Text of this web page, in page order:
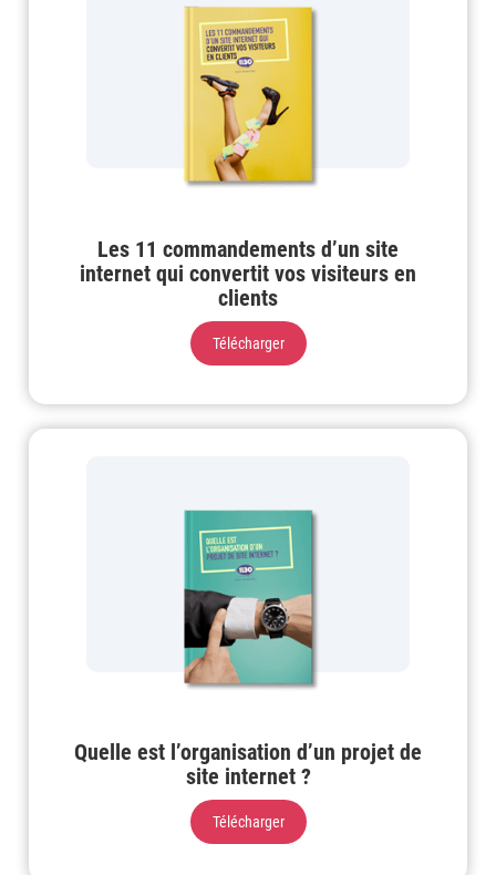
Les 11 commandements d’un site
internet qui convertit vos visiteurs en
clients
Télécharger
Quelle est l’organisation d’un projet de
site internet ?
Télécharger